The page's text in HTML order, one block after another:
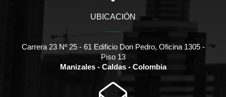
UBICACIÓN
Carrera 23 Nº 25 - 61 Edificio Don Pedro, Oficina 1305 -
Piso 13
Manizales - Caldas - Colombia